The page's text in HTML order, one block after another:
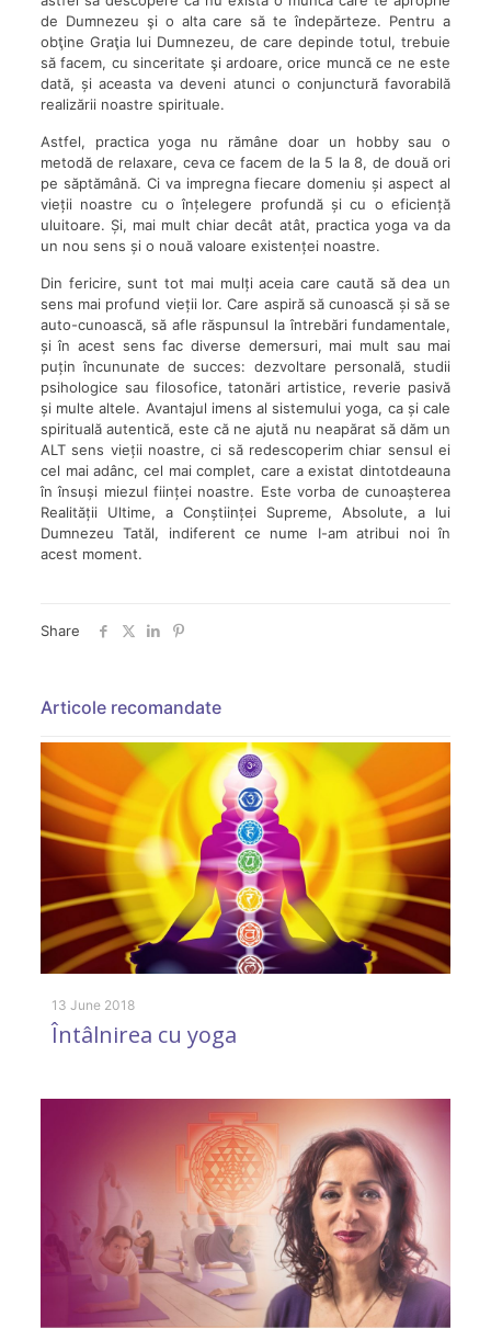
de Dumnezeu şi o alta care să te îndepărteze. Pentru a
obţine Graţia lui Dumnezeu, de care depinde totul, trebuie
să facem, cu sinceritate şi ardoare, orice muncă ce ne este
dată, și aceasta va deveni atunci o conjunctură favorabilă
realizării noastre spirituale.
Astfel, practica yoga nu rămâne doar un hobby sau o
metodă de relaxare, ceva ce facem de la 5 la 8, de două ori
pe săptămână. Ci va impregna fiecare domeniu și aspect al
vieții noastre cu o înțelegere profundă și cu o eficiență
uluitoare. Și, mai mult chiar decât atât, practica yoga va da
un nou sens și o nouă valoare existenței noastre.
Din fericire, sunt tot mai mulți aceia care caută să dea un
sens mai profund vieții lor. Care aspiră să cunoască și să se
auto-cunoască, să afle răspunsul la întrebări fundamentale,
și în acest sens fac diverse demersuri, mai mult sau mai
puțin încununate de succes: dezvoltare personală, studii
psihologice sau filosofice, tatonări artistice, reverie pasivă
și multe altele. Avantajul imens al sistemului yoga, ca și cale
spirituală autentică, este că ne ajută nu neapărat să dăm un
ALT sens vieții noastre, ci să redescoperim chiar sensul ei
cel mai adânc, cel mai complet, care a existat dintotdeauna
în însuși miezul ființei noastre. Este vorba de cunoașterea
Realității Ultime, a Conștiinței Supreme, Absolute, a lui
Dumnezeu Tatăl, indiferent ce nume I-am atribui noi în
acest moment.
Share
Articole recomandate
13 June 2018
Întâlnirea cu yoga